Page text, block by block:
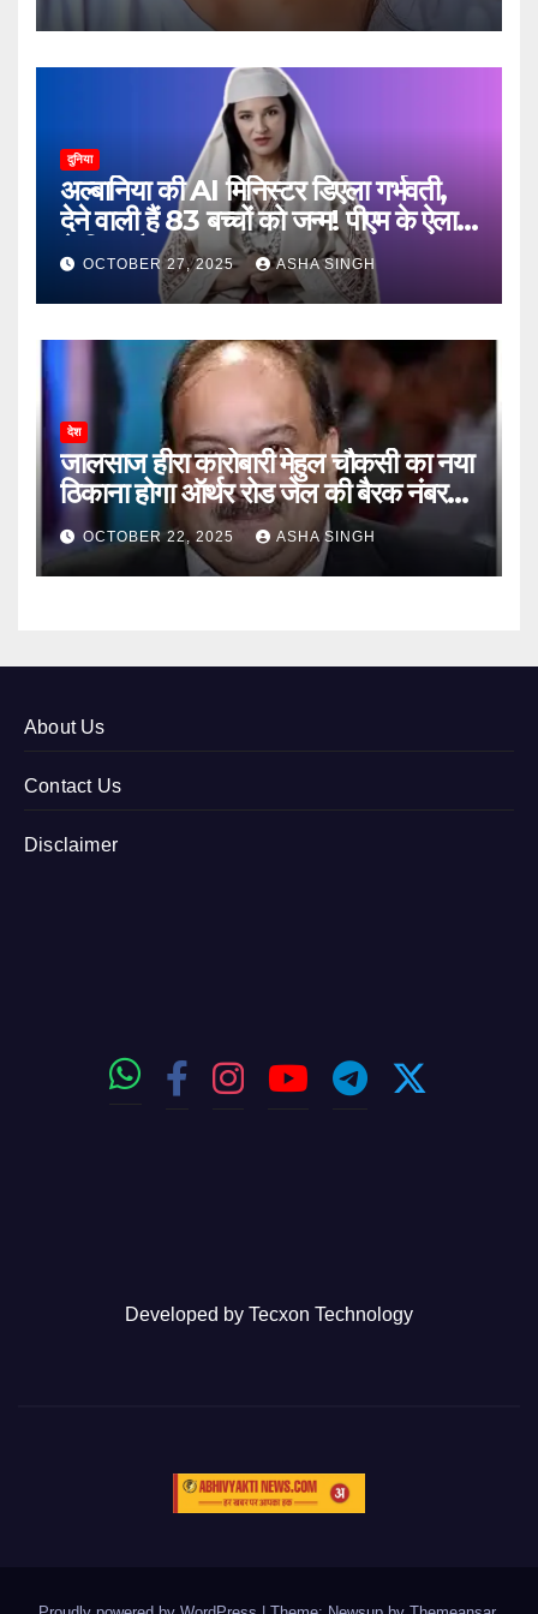
दुनिया
अल्बानिया की AI मिनिस्‍टर डिएला गर्भवती,
देने वाली हैं 83 बच्चों को जन्‍म! पीएम के ऐलान
ने किया हैरान
OCTOBER 27, 2025 ASHA SINGH
देश
जालसाज हीरा कारोबारी मेहुल चौकसी का नया
ठिकाना होगा ऑर्थर रोड जेल की बैरक नंबर
12OCTOBER 22, 2025 ASHA SINGH
About Us
Contact Us
Disclaimer
Developed by Tecxon Technology